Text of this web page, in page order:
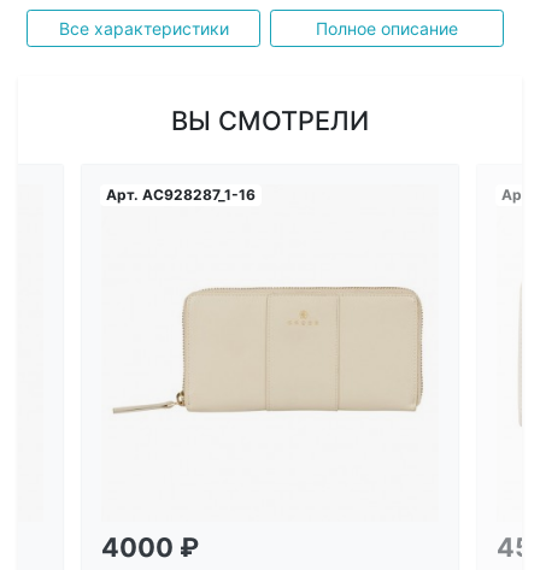
Все характеристики Полное описание
ВЫ СМОТРЕЛИ
Арт. AC928287_1-16
4000 ₽
Арт.